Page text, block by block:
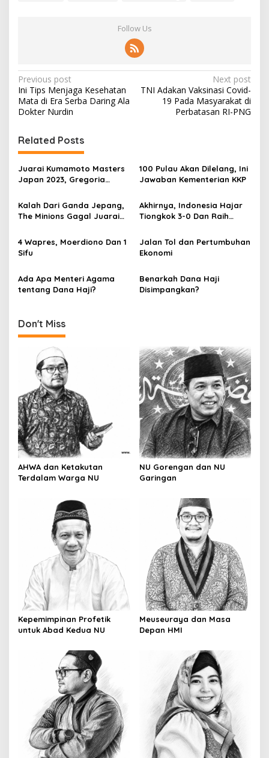
Follow Us
P
o
s
t
n
a
v
i
g
t
o
Previous post
Ini Tips Menjaga Kesehatan
Mata di Era Serba Daring Ala
Dokter Nurdin
Next post
TNI Adakan Vaksinasi Covid-
19 Pada Masyarakat di
Perbatasan RI-PNG
Related Posts
Juarai Kumamoto Masters
Japan 2023, Gregoria
Sejarah
100 Pulau Akan Dilelang, Ini
Jawaban Kementerian KKP
Kalah Dari Ganda Jepang,
The Minions Gagal Juarai
Akhirnya, Indonesia Hajar
Tiongkok 3-0 Dan Raih
4 Wapres, Moerdiono Dan 1
Sifu
Jalan Tol dan Pertumbuhan
Ekonomi
Ada Apa Menteri Agama
tentang Dana Haji?
Benarkah Dana Haji
Disimpangkan?
Don't Miss
AHWA dan Ketakutan
Terdalam Warga NU
NU Gorengan dan NU
Garingan
Kepemimpinan Profetik
untuk Abad Kedua NU
Meuseuraya dan Masa
Depan HMI